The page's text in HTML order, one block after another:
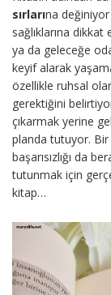
sırlarına
sağlıklarına
ya da geleceğe
keyif alarak
özellikle ruhsal
gerektiğini
çıkarmak yerine
planda tutuyor. Bir
başarısızlığı da
tutunmak için
kitap…